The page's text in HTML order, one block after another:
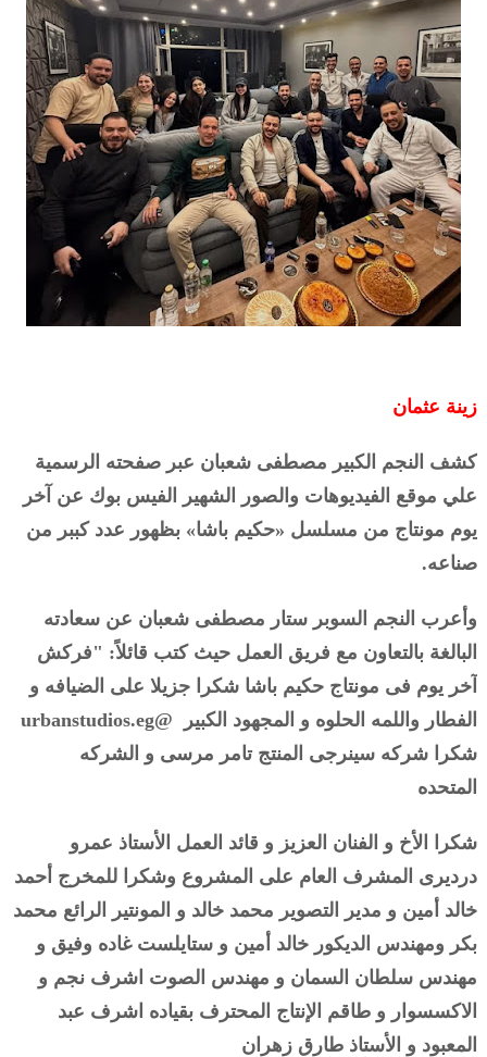
زينة عثمان
كشف النجم الكبير مصطفى شعبان عبر صفحته الرسمية
علي موقع الفيديوهات والصور الشهير الفيس بوك عن آخر
يوم مونتاج من مسلسل «حكيم باشا» بظهور عدد كببر من
صناعه.
وأعرب النجم السوبر ستار مصطفى شعبان عن سعادته
البالغة بالتعاون مع فريق العمل حيث كتب قائلاً: "فركش
آخر يوم فى مونتاج حكيم باشا شكرا جزيلا على الضيافه و
الفطار واللمه الحلوه و المجهود الكبير @urbanstudios.eg
شكرا شركه سينرجى المنتج تامر مرسى و الشركه
المتحده
شكرا الأخ و الفنان العزيز و قائد العمل الأستاذ عمرو
درديرى المشرف العام على المشروع وشكرا للمخرج أحمد
خالد أمين و مدير التصوير محمد خالد و المونتير الرائع محمد
بكر ومهندس الديكور خالد أمين و ستايلست غاده وفيق و
مهندس سلطان السمان و مهندس الصوت اشرف نجم و
الاكسسوار و طاقم الإنتاج المحترف بقياده اشرف عبد
المعبود و الأستاذ طارق زهران